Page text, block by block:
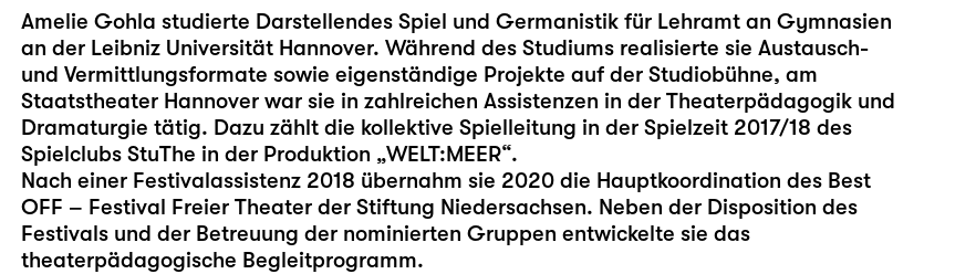
Amelie Gohla studierte Darstellendes Spiel und Germanistik für Lehramt an Gymnasien
an der Leibniz Universität Hannover. Während des Studiums realisierte sie Austausch-
und Vermittlungsformate sowie eigenständige Projekte auf der Studiobühne, am
Staatstheater Hannover war sie in zahlreichen Assistenzen in der Theaterpädagogik und
Dramaturgie tätig. Dazu zählt die kollektive Spielleitung in der Spielzeit 2017/18 des
Spielclubs StuThe in der Produktion „WELT:MEER“.
Nach einer Festivalassistenz 2018 übernahm sie 2020 die Hauptkoordination des Best
OFF – Festival Freier Theater der Stiftung Niedersachsen. Neben der Disposition des
Festivals und der Betreuung der nominierten Gruppen entwickelte sie das
theaterpädagogische Begleitprogramm.